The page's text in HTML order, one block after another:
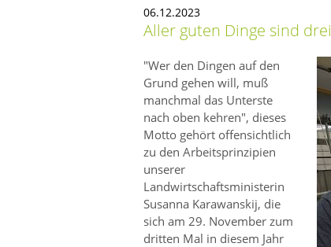
06.12.2023
Aller guten Dinge sind drei
Wer den Dingen auf den
Grund gehen will, muß
manchmal das Unterste
nach oben kehren , dieses
Motto gehört offensichtlich
zu den Arbeitsprinzipien
unserer
Landwirtschaftsministerin
Susanna Karawanskij, die
sich am 29. November zum
dritten Mal in diesem Jahr